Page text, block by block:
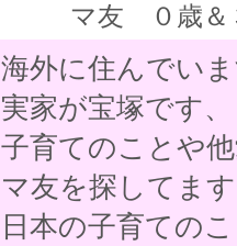
マ友 ０歳＆
海外に住んでい
実家が宝塚です
子育てのことや
マ友を探してま
日本の子育ての